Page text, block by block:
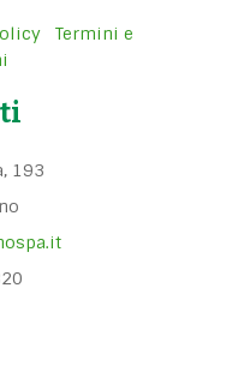
Termini e
193